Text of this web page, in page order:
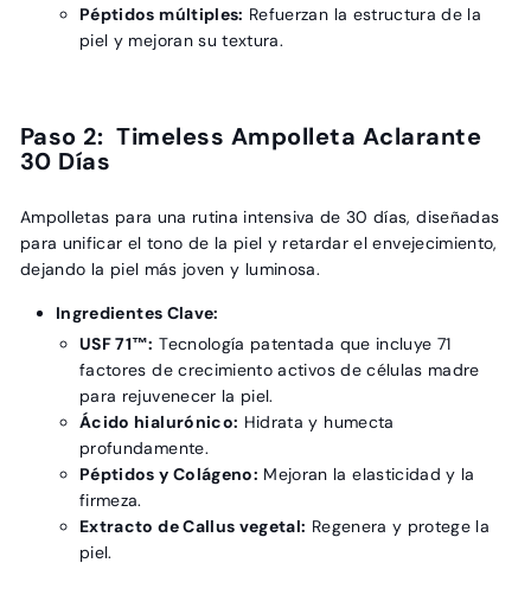
Péptidos múltiples: Refuerzan la estructura de la
piel y mejoran su textura.
Paso 2: Timeless Ampolleta Aclarante
30 Días
Ampolletas para una rutina intensiva de 30 días, diseñadas
para unificar el tono de la piel y retardar el envejecimiento,
dejando la piel más joven y luminosa.
Ingredientes Clave:
USF 71™: Tecnología patentada que incluye 71
factores de crecimiento activos de células madre
para rejuvenecer la piel.
Ácido hialurónico: Hidrata y humecta
profundamente.
Péptidos y Colágeno: Mejoran la elasticidad y la
firmeza.
Extracto de Callus vegetal: Regenera y protege la
piel.